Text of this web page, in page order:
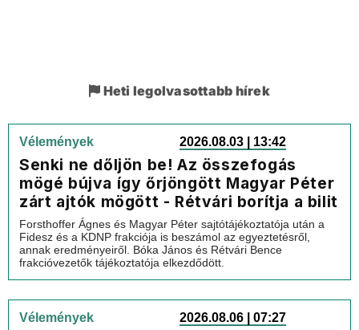
Heti legolvasottabb hírek
Vélemények 2026.08.03 | 13:42
Senki ne dőljön be! Az összefogás
mögé bújva így őrjöngött Magyar Péter
zárt ajtók mögött - Rétvári borítja a bilit
Forsthoffer Ágnes és Magyar Péter sajtótájékoztatója után a
Fidesz és a KDNP frakciója is beszámol az egyeztetésről,
annak eredményeiről. Bóka János és Rétvári Bence
frakcióvezetők tájékoztatója elkezdődött.
Vélemények 2026.08.06 | 07:27